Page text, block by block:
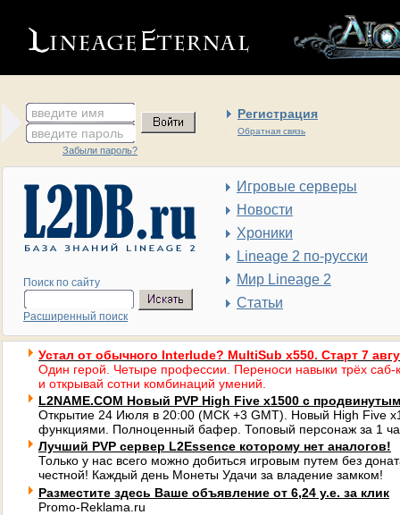
введите имя Регистрация
Обратная связь
введите пароль
Забыли пароль?
Поиск по сайту
Расширенный поиск
Игровые серверы
Новости
Хроники
Lineage 2 по-русски
Мир Lineage 2
Статьи
Устал от обычного Interlude? MultiSub x550. Старт 7
Один герой. Четыре профессии. Переноси навыки трёх саб-
и открывай сотни комбинаций умений.
L2NAME.COM Новый PVP High Five x1500 с
Открытие 24 Июля в 20:00 (МСК +3 GMT). Новый High Five
функциями. Полноценный бафер. Топовый персонаж за 1
Лучший PVP сервер L2Essence которому нет аналогов!
Только у нас всего можно добиться игровым путем без
честной! Каждый день Монеты Удачи за владение замком!
Разместите здесь Ваше объявление от 6,24 у.е. за клик
Promo-Reklama.ru